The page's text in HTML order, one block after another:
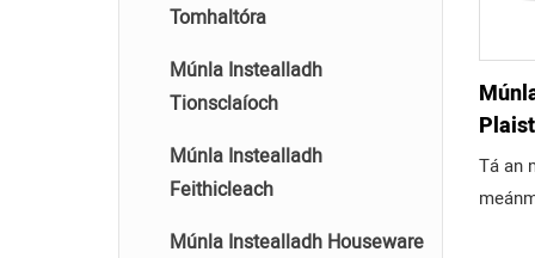
Tomhaltóra
Múnla Instealladh
Tionsclaíoch
Múnla Instealladh
Feithicleach
Múnla Instealladh Houseware
ABS
Tá an